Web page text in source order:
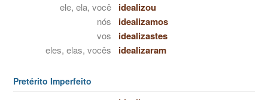
ele, ela, você idealizou
nós idealizamos
vos idealizastes
eles, elas, vocês idealizaram
Pretérito Imperfeito